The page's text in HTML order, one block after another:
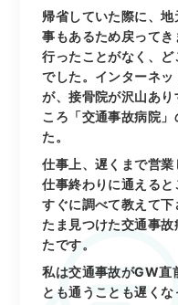
帰省していた際に、
事もあるため戻って
行ったことがなく、
でした。インターネ
が、接骨院が沢山あ
ころ「交通事故病院
た。
仕事上、遅くまで営
仕事終わりに通えると
すぐに調べて教えて
たま見つけた交通事
たです。
私は交通事故がGW直
とも通うことも遅くな